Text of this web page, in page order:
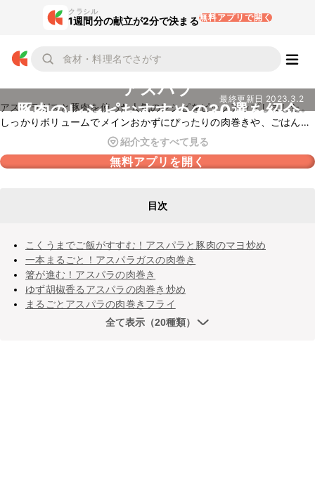
クラシル
1週間分の献立が2分で決まる無料アプリで開く
アスパラ
豚肉のレシピおすすめの30選を紹介
最終更新日 2023.3.2
アスパラガスと豚肉を使った人気のレシピをピックアップしました。
しっかりボリュームでメインおかずにぴったりの肉巻きや、ごはんが
どんどん進む味噌炒めなど、いろいろなアレンジをご紹介していま
す。ぜひチェックしてみてくださいね。
紹介文をすべて見る
無料アプリを開く
目次
こくうまでご飯がすすむ！アスパラと豚肉のマヨ炒め
一本まるごと！アスパラガスの肉巻き
箸が進む！アスパラの肉巻き
ゆず胡椒香るアスパラの肉巻き炒め
まるごとアスパラの肉巻きフライ
全て表示（20種類）